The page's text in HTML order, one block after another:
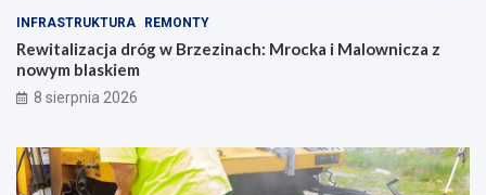
INFRASTRUKTURA REMONTY
Rewitalizacja dróg w Brzezinach: Mrocka i Malownicza z
nowym blaskiem
8 sierpnia 2026